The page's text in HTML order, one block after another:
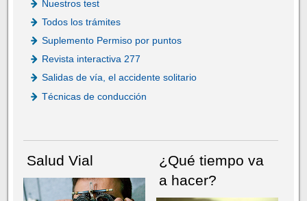
Nuestros test
Todos los trámites
Suplemento Permiso por puntos
Revista interactiva 277
Salidas de vía, el accidente solitario
Técnicas de conducción
Salud Vial
¿Qué tiempo va
a hacer?